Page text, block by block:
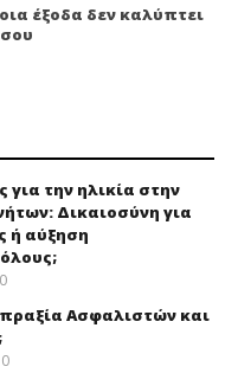
έξοδα δεν καλύπτει
την ηλικία στην
Δικαιοσύνη για
ή αύξηση
0
Ασφαλιστών και
0